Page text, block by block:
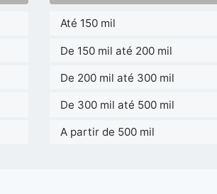
Até 150 mil
De 150 mil até 200 mil
De 200 mil até 300 mil
De 300 mil até 500 mil
A partir de 500 mil